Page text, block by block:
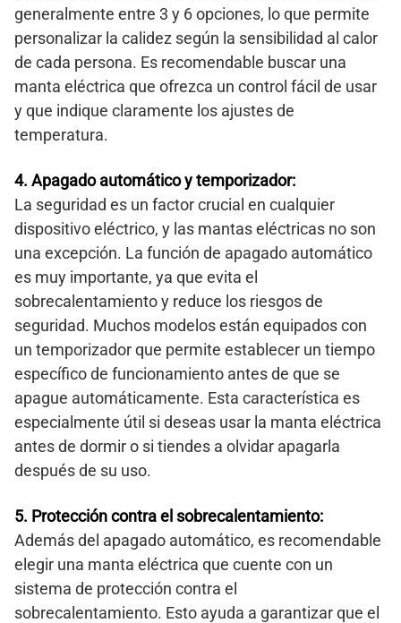
generalmente entre 3 y 6 opciones, lo que permite
personalizar la calidez según la sensibilidad al calor
de cada persona. Es recomendable buscar una
manta eléctrica que ofrezca un control fácil de usar
y que indique claramente los ajustes de
temperatura.
4. Apagado automático y temporizador:
La seguridad es un factor crucial en cualquier
dispositivo eléctrico, y las mantas eléctricas no son
una excepción. La función de apagado automático
es muy importante, ya que evita el
sobrecalentamiento y reduce los riesgos de
seguridad. Muchos modelos están equipados con
un temporizador que permite establecer un tiempo
específico de funcionamiento antes de que se
apague automáticamente. Esta característica es
especialmente útil si deseas usar la manta eléctrica
antes de dormir o si tiendes a olvidar apagarla
después de su uso.
5. Protección contra el sobrecalentamiento:
Además del apagado automático, es recomendable
elegir una manta eléctrica que cuente con un
sistema de protección contra el
sobrecalentamiento. Esto ayuda a garantizar que el